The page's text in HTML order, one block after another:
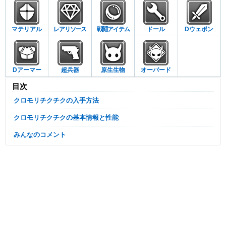
マテリアル レアリソース 戦闘アイテム ドール Dウェポン
Dアーマー 超兵器 原生生物 オーバード
目次
クロモリチクチクの入手方法
クロモリチクチクの基本情報と性能
みんなのコメント